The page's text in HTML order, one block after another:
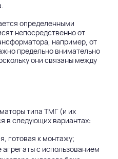
определенными
непосредственно от
например, от
предельно внимательно
они связаны между
типа ТМГ (и их
в следующих вариантах:
готовая к монтажу;
с использованием